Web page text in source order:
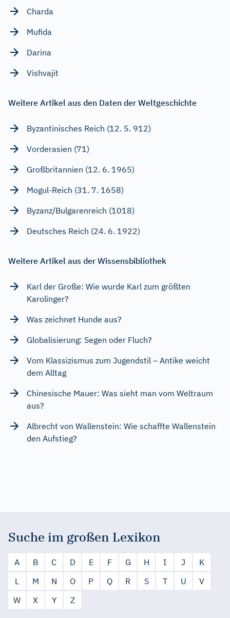
Charda
Mufida
Darina
Vishvajit
Weitere Artikel aus den Daten der Weltgeschichte
Byzantinisches Reich (12. 5. 912)
Vorderasien (71)
Großbritannien (12. 6. 1965)
Mogul-Reich (31. 7. 1658)
Byzanz/Bulgarenreich (1018)
Deutsches Reich (24. 6. 1922)
Weitere Artikel aus der Wissensbibliothek
Karl der Große: Wie wurde Karl zum größten
Karolinger?
Was zeichnet Hunde aus?
Globalisierung: Segen oder Fluch?
Vom Klassizismus zum Jugendstil – Antike weicht
dem Alltag
Chinesische Mauer: Was sieht man vom Weltraum
aus?
Albrecht von Wallenstein: Wie schaffte Wallenstein
den Aufstieg?
Suche im großen Lexikon
A B C D E F G H I J
K
L
M N O P Q R S T U
V
W
X Y Z